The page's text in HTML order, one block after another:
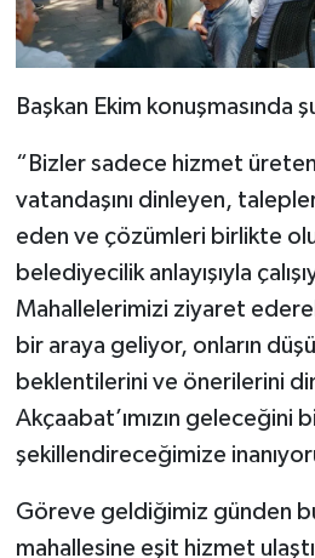
Başkan Ekim konuşmasında
“Bizler sadece hizmet
vatandaşını dinleyen,
eden ve çözümleri birlikte
belediyecilik anlayışıyla
Mahallelerimizi ziyaret
bir araya geliyor, onların
beklentilerini ve önerilerini
Akçaabat’ımızın geleceğini
şekillendireceğimize
Göreve geldiğimiz günden
mahallesine eşit hizmet